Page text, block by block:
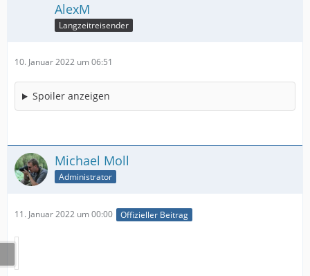
AlexM
Langzeitreisender
10. Januar 2022 um 06:51
Spoiler anzeigen
Michael Moll
Administrator
11. Januar 2022 um 00:00 Offizieller Beitrag